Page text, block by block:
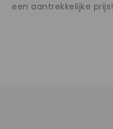
een aantrekkelijke prijs!